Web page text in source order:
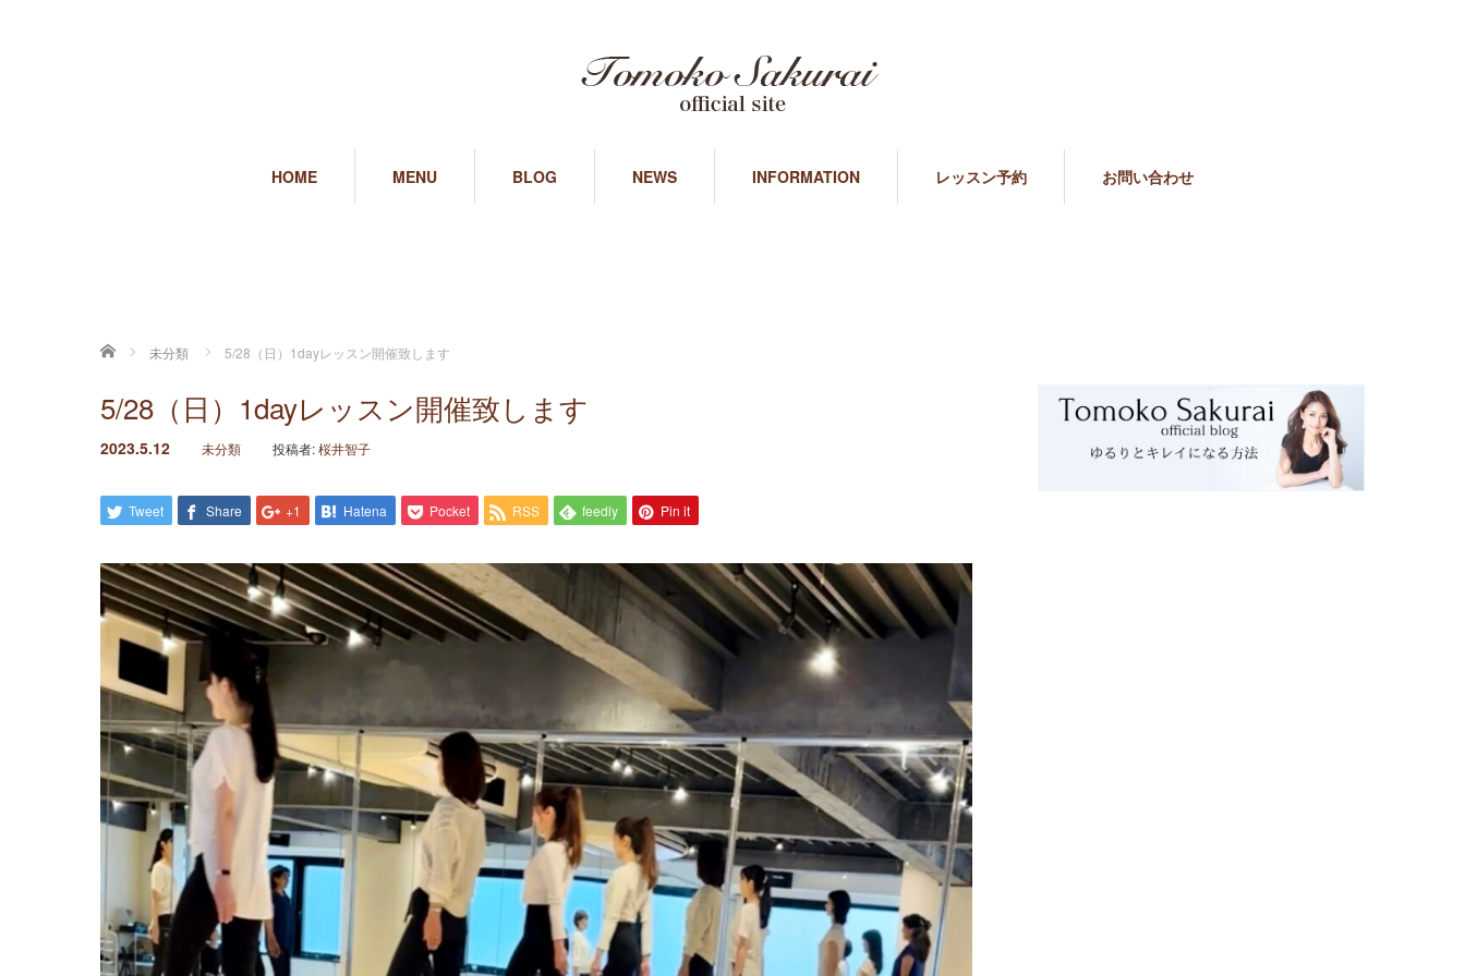
HOME MENU BLOG NEWS INFORMATION レッスン予約 お問い合わせ
ホーム 未分類 5/28（日）1dayレッスン開催致します
5/28（日）1dayレッスン開催致します
2023.5.12 未分類 投稿者:桜井智子
Tweet Share +1 Hatena Pocket RSS feedly Pin it